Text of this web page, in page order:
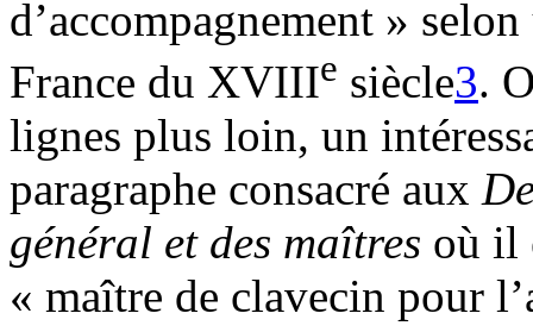
d’accompagnement »
France du XVIIIe siècle3.
lignes plus loin, un
paragraphe consacré aux
général et des maîtres où il
« maître de clavecin pour